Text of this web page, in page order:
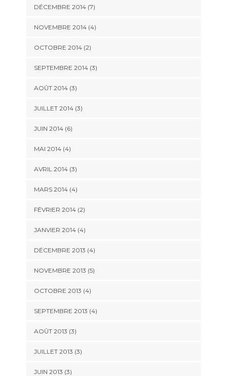
DÉCEMBRE 2014(7)
NOVEMBRE 2014(4)
OCTOBRE 2014(2)
SEPTEMBRE 2014(3)
AOÛT 2014(3)
JUILLET 2014(3)
JUIN 2014(6)
MAI 2014(4)
AVRIL 2014(3)
MARS 2014(4)
FÉVRIER 2014(2)
JANVIER 2014(4)
DÉCEMBRE 2013 (4)
NOVEMBRE 2013 (5)
OCTOBRE 2013 (4)
SEPTEMBRE 2013 (4)
AOÛT 2013 (3)
JUILLET 2013 (3)
JUIN 2013 (3)